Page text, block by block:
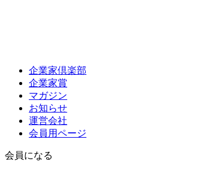
企業家倶楽部
企業家賞
マガジン
お知らせ
運営会社
会員用ページ
会員になる